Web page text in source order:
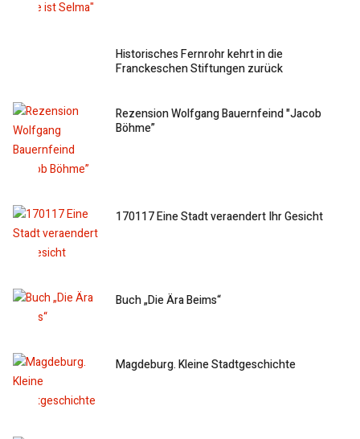
Historisches Fernrohr kehrt in die
Franckeschen Stiftungen zurück
Rezension Wolfgang Bauernfeind "Jacob
Böhme”
170117 Eine Stadt veraendert Ihr Gesicht
Buch „Die Ära Beims“
Magdeburg. Kleine Stadtgeschichte